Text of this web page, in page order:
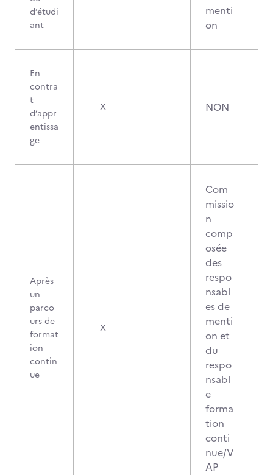
d’étudi
ant
menti
on
En
contra
t
d’appr
entissa
ge
X NON
Après
un
parco
urs de
format
ion
contin
ue
X
Com
missio
n
comp
osée
des
respo
nsabl
es de
menti
on et
du
respo
nsabl
e
forma
tion
conti
nue/V
AP